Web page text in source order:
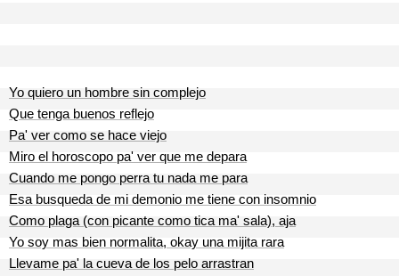
Yo quiero un hombre sin complejo
Que tenga buenos reflejo
Pa' ver como se hace viejo
Miro el horoscopo pa' ver que me depara
Cuando me pongo perra tu nada me para
Esa busqueda de mi demonio me tiene con insomnio
Como plaga (con picante como tica ma' sala), aja
Yo soy mas bien normalita, okay una mijita rara
Llevame pa' la cueva de los pelo arrastran